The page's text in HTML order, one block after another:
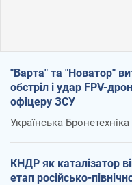
"Варта" та "Новатор"
обстріл і удар FPV-
офіцеру ЗСУ
Українська Бронетехніка
КНДР як каталізатор
етап російсько-